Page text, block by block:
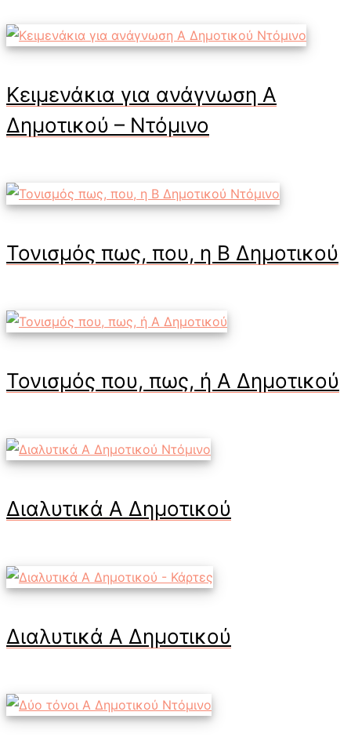
Κειμενάκια για ανάγνωση Α
Δημοτικού – Ντόμινο
Τονισμός πως, που, η Β Δημοτικού
Τονισμός που, πως, ή Α Δημοτικού
Διαλυτικά Α Δημοτικού
Διαλυτικά Α Δημοτικού